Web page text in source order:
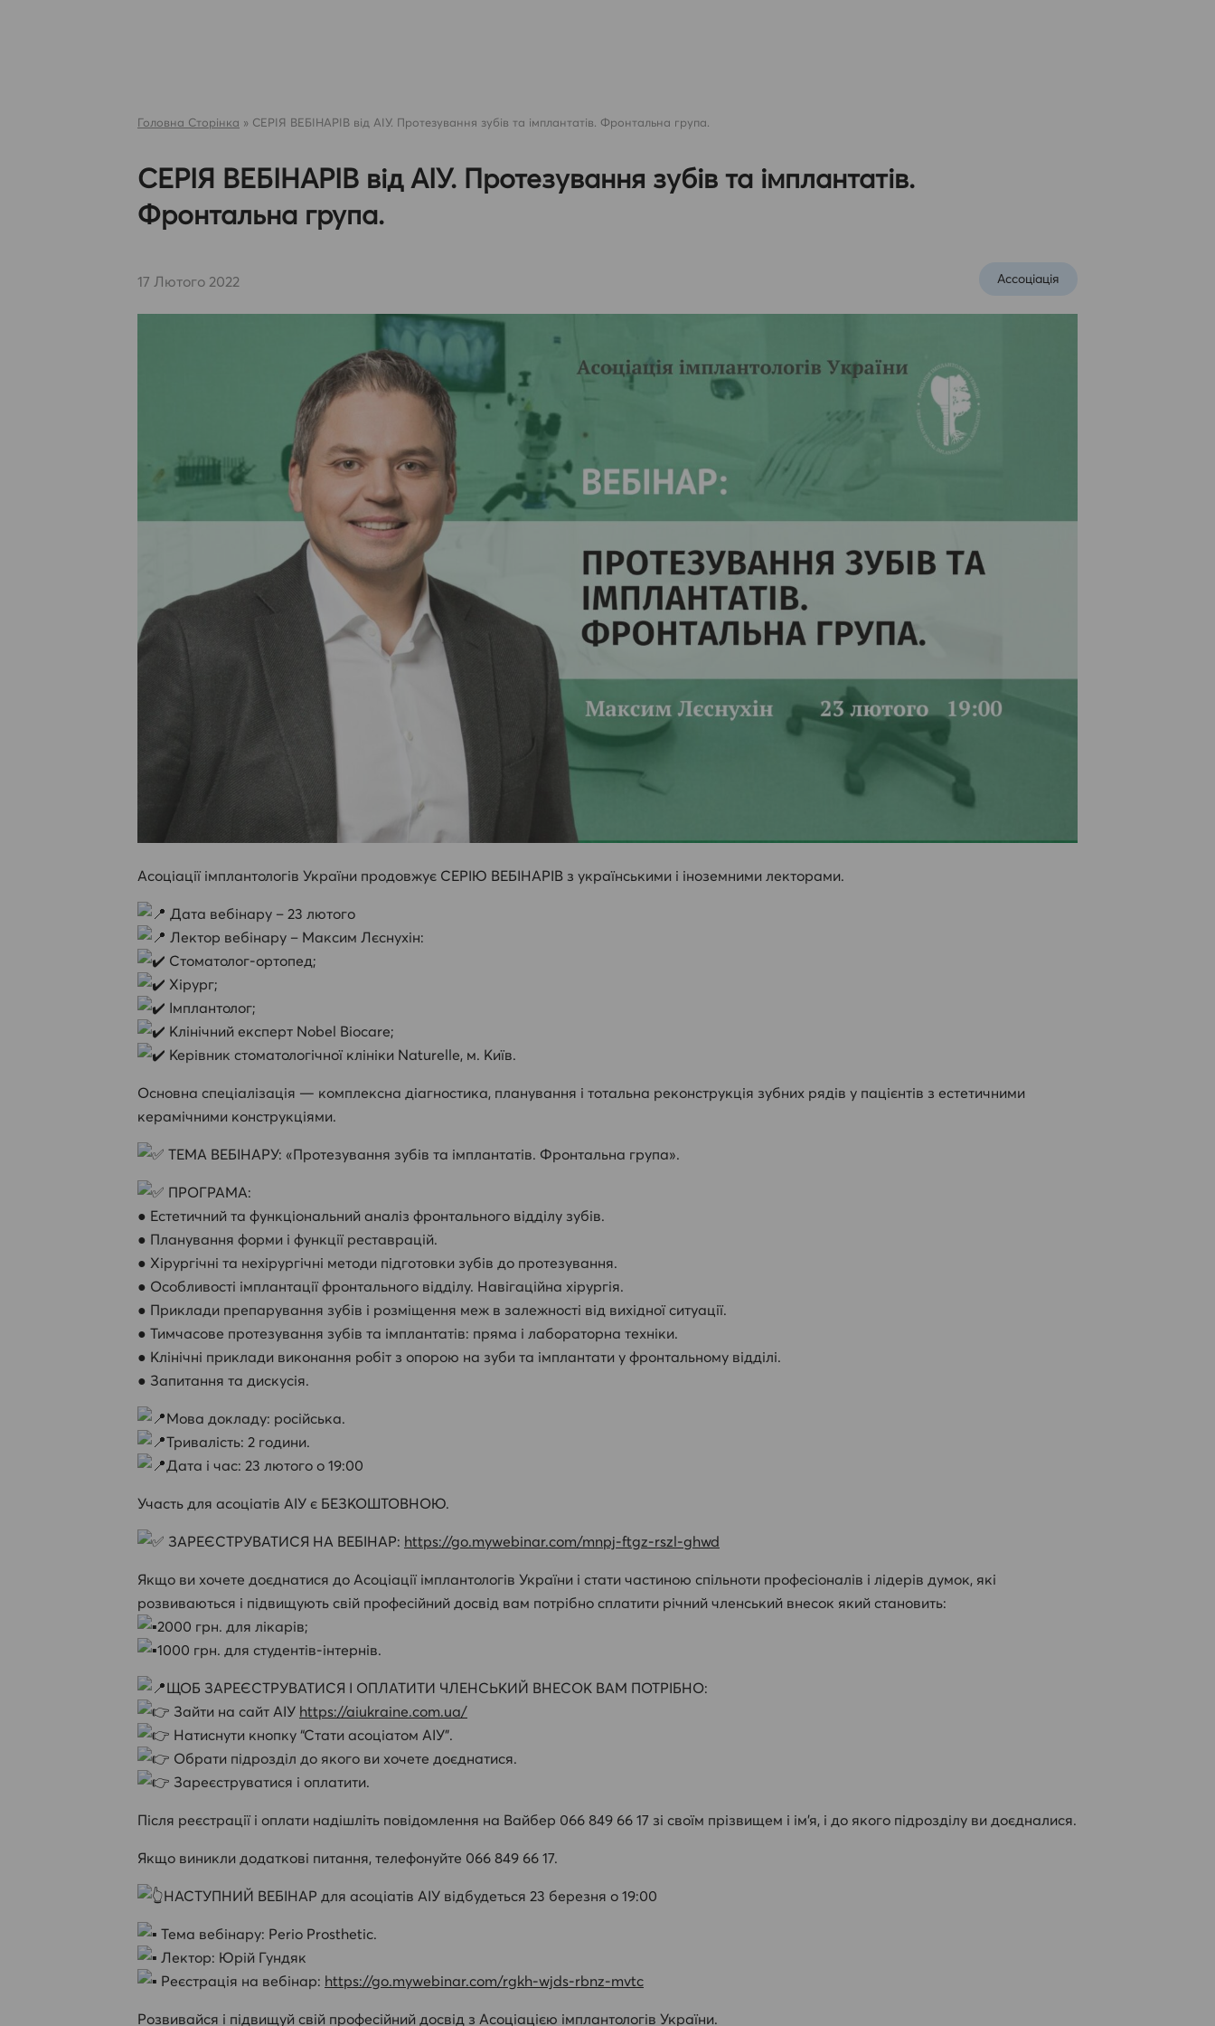
Головна Сторінка » СЕРІЯ ВЕБІНАРІВ від АІУ. Протезування зубів та імплантатів. Фронтальна група.
СЕРІЯ ВЕБІНАРІВ від АІУ. Протезування зубів та імплантатів.
Фронтальна група.
17 Лютого 2022 Ассоцiацiя
Асоціації імплантологів України продовжує СЕРІЮ ВЕБІНАРІВ з українськими і іноземними лекторами.
Дата вебінару – 23 лютого
Лектор вебінару – Максим Лєснухін:
Стоматолог-ортопед;
Хірург;
Імплантолог;
Клінічний експерт Nobel Biocare;
Керівник стоматологічної клініки Naturelle, м. Київ.
Основна спеціалізація — комплексна діагностика, планування і тотальна реконструкція зубних рядів у пацієнтів з естетичними
керамічними конструкціями.
ТЕМА ВЕБІНАРУ: «Протезування зубів та імплантатів. Фронтальна група».
ПРОГРАМА:
● Естетичний та функціональний аналіз фронтального відділу зубів.
● Планування форми і функції реставрацій.
● Хірургічні та нехірургічні методи підготовки зубів до протезування.
● Особливості імплантації фронтального відділу. Навігаційна хірургія.
● Приклади препарування зубів і розміщення меж в залежності від вихідної ситуації.
● Тимчасове протезування зубів та імплантатів: пряма і лабораторна техніки.
● Клінічні приклади виконання робіт з опорою на зуби та імплантати у фронтальному відділі.
● Запитання та дискусія.
Мова докладу: російська.
Тривалість: 2 години.
Дата і час: 23 лютого о 19:00
Участь для асоціатів АІУ є БЕЗКОШТОВНОЮ.
ЗАРЕЄСТРУВАТИСЯ НА ВЕБІНАР: https://go.mywebinar.com/mnpj-ftgz-rszl-ghwd
Якщо ви хочете доєднатися до Асоціації імплантологів України і стати частиною спільноти професіоналів і лідерів думок, які
розвиваються і підвищують свій професійний досвід вам потрібно сплатити річний членський внесок який становить:
2000 грн. для лікарів;
1000 грн. для студентів-інтернів.
ЩОБ ЗАРЕЄСТРУВАТИСЯ І ОПЛАТИТИ ЧЛЕНСЬКИЙ ВНЕСОК ВАМ ПОТРІБНО:
Зайти на сайт АІУ https://aiukraine.com.ua/
Натиснути кнопку “Стати асоціатом АІУ”.
Обрати підрозділ до якого ви хочете доєднатися.
Зареєструватися і оплатити.
Після реєстрації і оплати надішліть повідомлення на Вайбер 066 849 66 17 зі своїм прізвищем і ім’я, і до якого підрозділу ви доєдналися.
Якщо виникли додаткові питання, телефонуйте 066 849 66 17.
НАСТУПНИЙ ВЕБІНАР для асоціатів АІУ відбудеться 23 березня о 19:00
Тема вебінару: Perio Prosthetic.
Лектор: Юрій Гундяк
Реєстрація на вебінар: https://go.mywebinar.com/rgkh-wjds-rbnz-mvtc
Розвивайся і підвищуй свій професійний досвід з Асоціацією імплантологів України.